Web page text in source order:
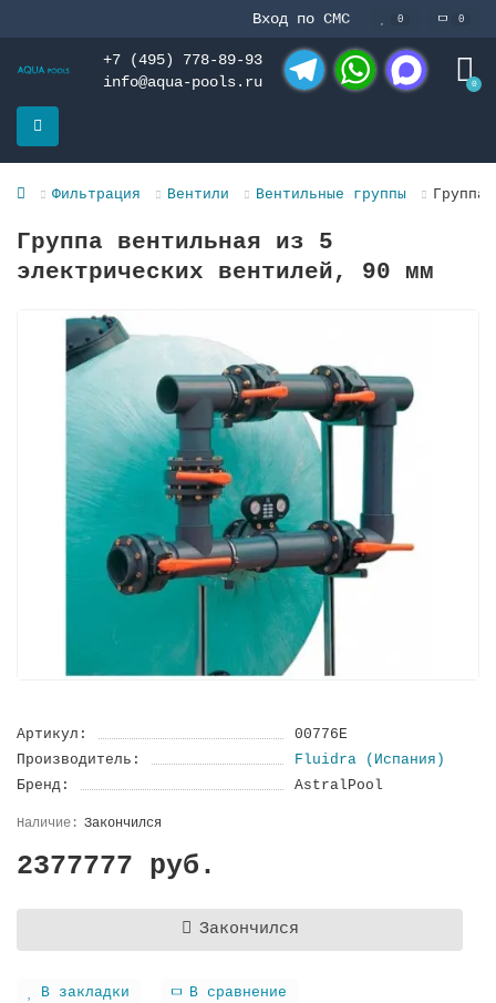
Вход по СМС 0 0
+7 (495) 778-89-93
info@aqua-pools.ru
0
Фильтрация Вентили Вентильные группы Группа
Группа вентильная из 5
электрических вентилей, 90 мм
Артикул:
00776E
Производитель:
Fluidra (Испания)
Бренд:
AstralPool
Закончился
2377777 руб.
Закончился
В закладки В сравнение